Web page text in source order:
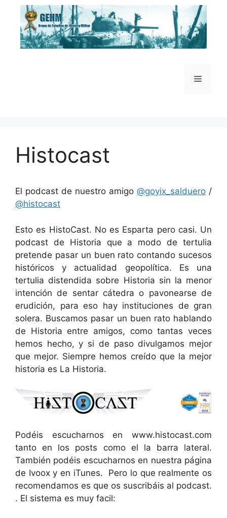
Saltar
contenido
Menú
Histocast
El podcast de nuestro amigo @goyix_salduero /
@histocast
Esto es HistoCast. No es Esparta pero casi. Un
podcast de Historia que a modo de tertulia
pretende pasar un buen rato contando sucesos
históricos y actualidad geopolítica. Es una
tertulia distendida sobre Historia sin la menor
intención de sentar cátedra o pavonearse de
erudición, para eso hay instituciones de gran
solera. Buscamos pasar un buen rato hablando
de Historia entre amigos, como tantas veces
hemos hecho, y si de paso divulgamos mejor
que mejor. Siempre hemos creído que la mejor
historia es La Historia.
Podéis escucharnos en www.histocast.com
tanto en los posts como el la barra lateral.
También podéis escucharnos en nuestra página
de Ivoox y en iTunes. Pero lo que realmente os
recomendamos es que os suscribáis al podcast.
. El sistema es muy facil: